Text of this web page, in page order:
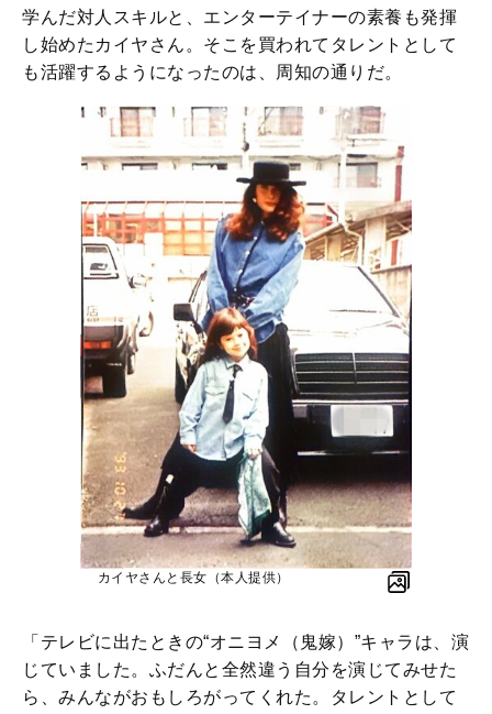
学んだ対人スキルと、エンターテイナーの素養も発揮
し始めたカイヤさん。そこを買われてタレントとして
も活躍するようになったのは、周知の通りだ。
カイヤさんと長女（本人提供）
「テレビに出たときの“オニヨメ（鬼嫁）”キャラは、演
じていました。ふだんと全然違う自分を演じてみせた
ら、みんながおもしろがってくれた。タレントとして